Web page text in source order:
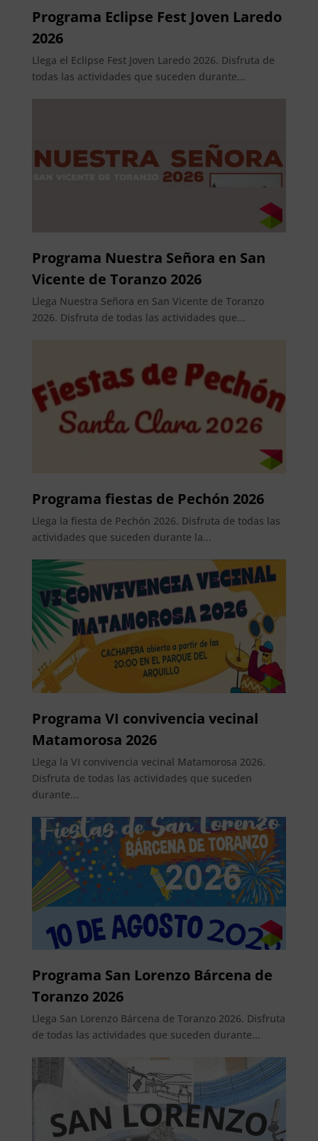
Programa Eclipse Fest Joven Laredo
2026
Llega el Eclipse Fest Joven Laredo 2026. Disfruta de
todas las actividades que suceden durante...
Programa Nuestra Señora en San
Vicente de Toranzo 2026
Llega Nuestra Señora en San Vicente de Toranzo
2026. Disfruta de todas las actividades que...
Programa fiestas de Pechón 2026
Llega la fiesta de Pechón 2026. Disfruta de todas las
actividades que suceden durante la...
Programa VI convivencia vecinal
Matamorosa 2026
Llega la VI convivencia vecinal Matamorosa 2026.
Disfruta de todas las actividades que suceden
durante...
Programa San Lorenzo Bárcena de
Toranzo 2026
Llega San Lorenzo Bárcena de Toranzo 2026. Disfruta
de todas las actividades que suceden durante...